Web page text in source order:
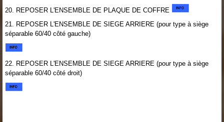
20. REPOSER L'ENSEMBLE DE PLAQUE DE COFFRE
21. REPOSER L'ENSEMBLE DE SIEGE ARRIERE (pour type à siège
séparable 60/40 côté gauche)
22. REPOSER L'ENSEMBLE DE SIEGE ARRIERE (pour type à siège
séparable 60/40 côté droit)